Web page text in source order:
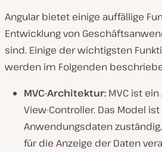
Angular bietet einige auffällige
Entwicklung von
sind. Einige der wichtigsten
werden im Folgenden
MVC-Architektur: MVC ist
View-Controller. Das Model
Anwendungsdaten
für die Anzeige der Daten